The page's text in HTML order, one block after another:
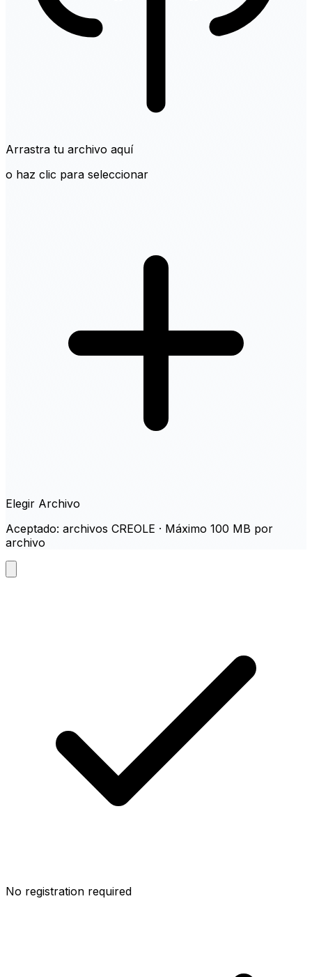
Arrastra tu archivo aquí
o haz clic para seleccionar
Elegir Archivo
Aceptado: archivos CREOLE · Máximo 100 MB por
archivo
No registration required